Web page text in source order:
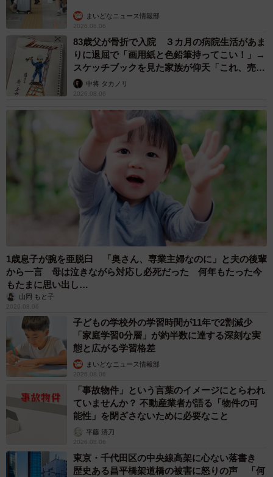
まいどなニュース情報部
2026.08.06
83歳父が骨折で入院 ３カ月の病院生活があま
りに退屈で「画用紙と色鉛筆持ってこい！」→
スケッチブックを見た家族が仰天「これ、売れ
ますよ…」
中将 タカノリ
2026.08.06
1歳息子が腕を亜脱臼 「奥さん、専業主婦なのに」と夫の後輩
から一言 母は泣きながら対応し必死だった 何年もたった今
もたまに思い出し…
山岡 もと子
2026.08.06
子どもの学校外の学習時間が11年で2割減少
「家庭学習0分層」が約半数に達する深刻な実
態と広がる学習格差
まいどなニュース情報部
2026.08.06
「事故物件」という言葉のイメージにとらわれ
ていませんか？ 不動産業者が語る「物件の可
能性」を閉ざさないために必要なこと
平藤 清刀
2026.08.06
東京・千代田区の中央線高架に心ない落書き
歴史ある昌平橋架道橋の被害に怒りの声 「何